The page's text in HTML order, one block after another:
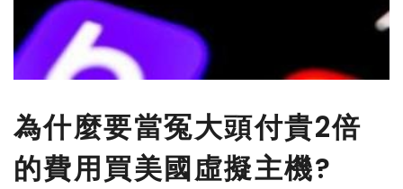
​為什麼要當冤大頭付貴2倍
的費用買美國虛擬主機?